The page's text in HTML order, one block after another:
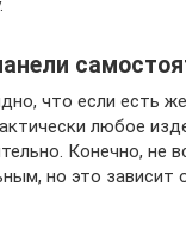
что если есть
любое
Конечно, не
но это зависит